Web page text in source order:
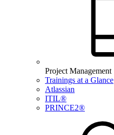
Project Management
Trainings at a Glance
Atlassian
ITIL®
PRINCE2®